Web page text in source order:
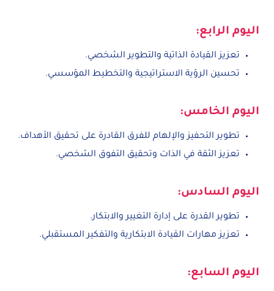
اليوم الرابع:
تعزيز القيادة الذاتية والتطوير الشخصي.
تحسين الرؤية الاستراتيجية والتخطيط المؤسسي.
اليوم الخامس:
تطوير التحفيز والإلهام للفرق القادرة على تحقيق الأهداف.
تعزيز الثقة في الذات وتحقيق التفوق الشخصي.
اليوم السادس:
تطوير القدرة على إدارة التغيير والابتكار.
تعزيز مهارات القيادة الابتكارية والتفكير المستقبلي.
اليوم السابع: